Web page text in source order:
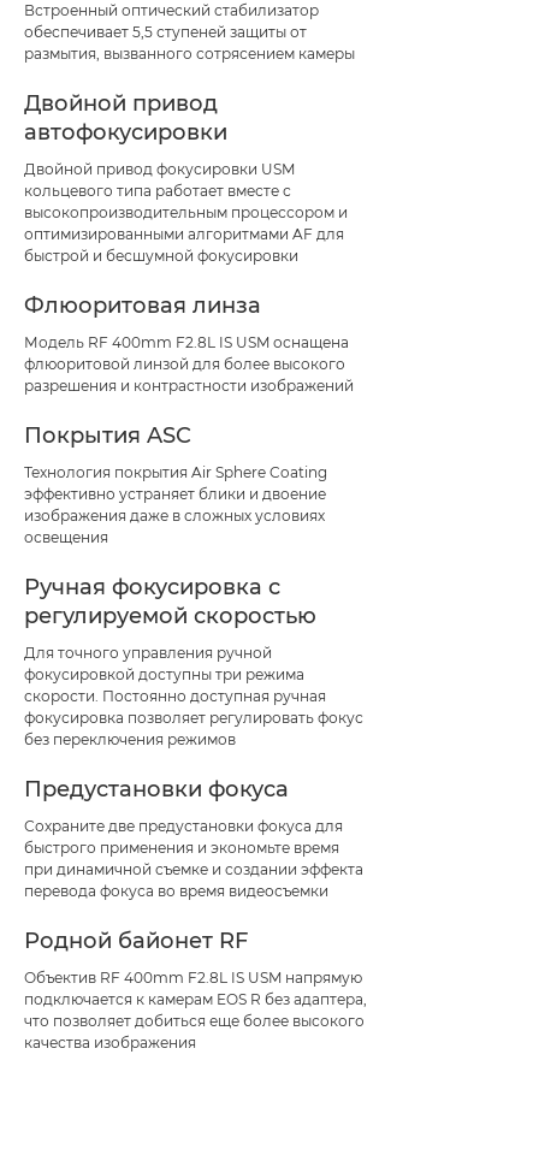
Встроенный оптический стабилизатор
обеспечивает 5,5 ступеней защиты от
размытия, вызванного сотрясением камеры
Двойной привод
автофокусировки
Двойной привод фокусировки USM
кольцевого типа работает вместе с
высокопроизводительным процессором и
оптимизированными алгоритмами AF для
быстрой и бесшумной фокусировки
Флюоритовая линза
Модель RF 400mm F2.8L IS USM оснащена
флюоритовой линзой для более высокого
разрешения и контрастности изображений
Покрытия ASC
Технология покрытия Air Sphere Coating
эффективно устраняет блики и двоение
изображения даже в сложных условиях
освещения
Ручная фокусировка с
регулируемой скоростью
Для точного управления ручной
фокусировкой доступны три режима
скорости. Постоянно доступная ручная
фокусировка позволяет регулировать фокус
без переключения режимов
Предустановки фокуса
Сохраните две предустановки фокуса для
быстрого применения и экономьте время
при динамичной съемке и создании эффекта
перевода фокуса во время видеосъемки
Родной байонет RF
Объектив RF 400mm F2.8L IS USM напрямую
подключается к камерам EOS R без адаптера,
что позволяет добиться еще более высокого
качества изображения